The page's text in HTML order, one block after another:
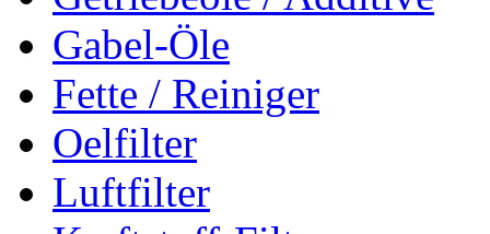
Gabel-Öle
Fette / Reiniger
Oelfilter
Luftfilter